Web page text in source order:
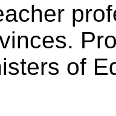
of